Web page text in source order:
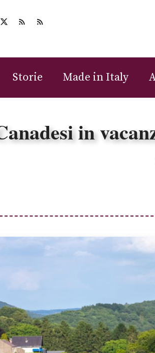
Storie Made in Italy
in